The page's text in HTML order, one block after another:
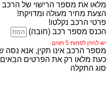
מלאו את מספר הרישוי של הרכב
הצעת מחיר מעולה ומדויקת!
פרטי הרכב נקלטו!
הכנס מספר רכב (חובה)
יש להזין לפחות 5 תווים.
מספר הרכב אינו תקין, אנא נסה
כעת מלאו רק את הפרטים הבאים
סוג התקלה